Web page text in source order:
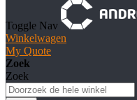
Toggle Nav
Winkelwagen
My Quote
Zoek
Zoek